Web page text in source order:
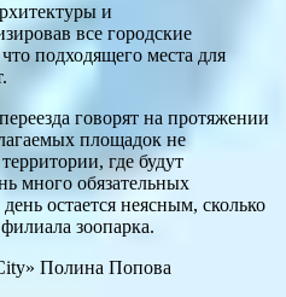
и
все городские
подходящего места для
говорят на протяжении
площадок не
где будут
много обязательных
остается неясным, сколько
зоопарка.
Полина Попова